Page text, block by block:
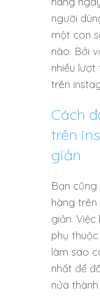
người
một con
nào. Bởi
nhiều
trên
Cách
trên
giản
Bạn
hàng
giản.
phụ
làm sao
nhất để
nửa